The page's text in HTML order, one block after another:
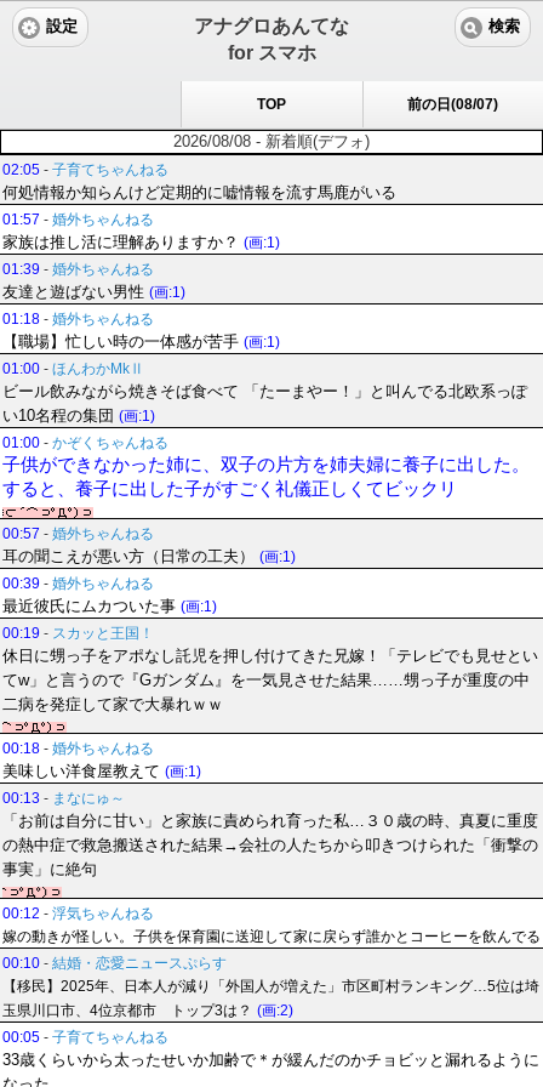
アナグロあんてな
for スマホ
設定 検索
TOP 前の日(08/07)
2026/08/08 - 新着順(デフォ)
02:05 - 子育てちゃんねる
何処情報か知らんけど定期的に嘘情報を流す馬鹿がいる
01:57 - 婚外ちゃんねる
家族は推し活に理解ありますか？ (画:1)
01:39 - 婚外ちゃんねる
友達と遊ばない男性 (画:1)
01:18 - 婚外ちゃんねる
【職場】忙しい時の一体感が苦手 (画:1)
01:00 - ほんわかMkⅡ
ビール飲みながら焼きそば食べて 「たーまやー！」と叫んでる北欧系っぽ
い10名程の集団 (画:1)
01:00 - かぞくちゃんねる
子供ができなかった姉に、双子の片方を姉夫婦に養子に出した。
すると、養子に出した子がすごく礼儀正しくてビックリ
00:57 - 婚外ちゃんねる
耳の聞こえが悪い方（日常の工夫）
(画:1)
00:39 - 婚外ちゃんねる
最近彼氏にムカついた事 (画:1)
00:19 - スカッと王国！
休日に甥っ子をアポなし託児を押し付けてきた兄嫁！「テレビでも見せとい
てw」と言うので『Gガンダム』を一気見させた結果……甥っ子が重度の中
二病を発症して家で大暴れｗｗ
00:18 - 婚外ちゃんねる
美味しい洋食屋教えて (画:1)
00:13 - まなにゅ～
「お前は自分に甘い」と家族に責められ育った私…３０歳の時、真夏に重度
の熱中症で救急搬送された結果→会社の人たちから叩きつけられた「衝撃の
事実」に絶句
00:12 - 浮気ちゃんねる
嫁の動きが怪しい。子供を保育園に送迎して家に戻らず誰かとコーヒーを飲んでる
00:10 - 結婚・恋愛ニュースぷらす
【移民】2025年、日本人が減り「外国人が増えた」市区町村ランキング…5位は埼
玉県川口市、4位京都市 トップ3は？ (画:2)
00:05 - 子育てちゃんねる
33歳くらいから太ったせいか加齢で＊が緩んだのかチョビッと漏れるように